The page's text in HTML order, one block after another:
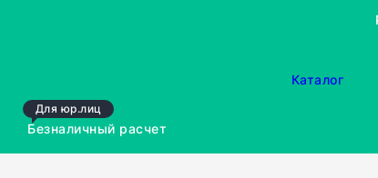
Каталог
Для юр.лиц
Безналичный расчет